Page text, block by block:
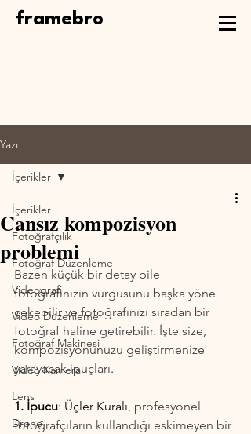
framebro
Yazı
İçerikler
Fotoğrafçılık
Fotoğraf Düzenleme
Videografi
Video Düzenleme
Fotoğraf Makinesi
Video Kamera
Lens
Drone
İçerikler
Cansız kompozisyon
problemi
Bazen küçük bir detay bile
fotoğrafınızın vurgusunu başka yöne
çekebilir ve fotoğrafınızı sıradan bir
fotoğraf haline getirebilir. İşte size,
kompozisyonunuzu geliştirmenize
yarayacak ipuçları.
1. İpucu: Üçler Kuralı, profesyonel
fotoğrafçıların kullandığı eskimeyen bir